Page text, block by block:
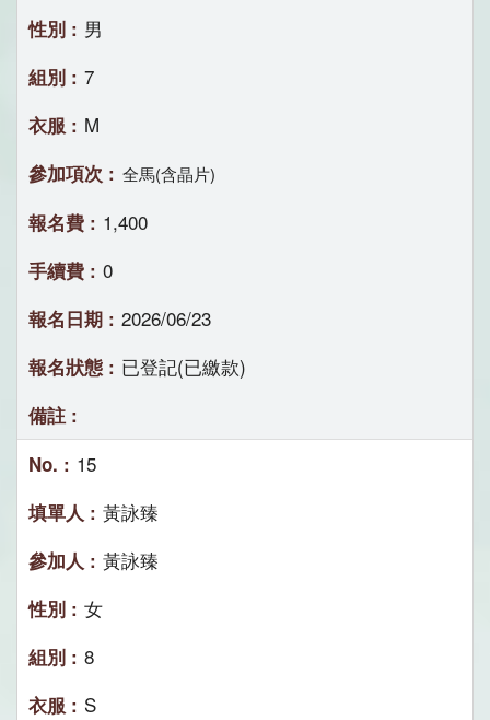
男
7
M
全馬(含晶片)
1,400
0
2026/06/23
已登記(已繳款)
15
黃詠臻
黃詠臻
女
8
S